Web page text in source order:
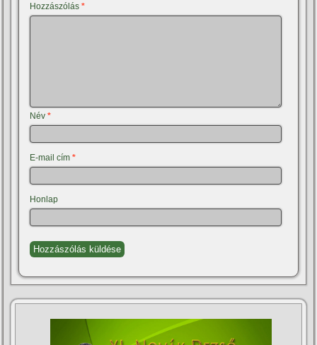
Hozzászólás*
Név*
E-mail cím*
Honlap